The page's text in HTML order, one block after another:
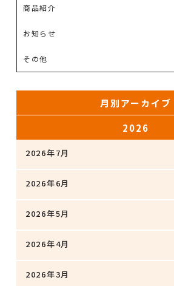
商品紹介
お知らせ
その他
月別アーカイブ
2026
2026年7月
2026年6月
2026年5月
2026年4月
2026年3月